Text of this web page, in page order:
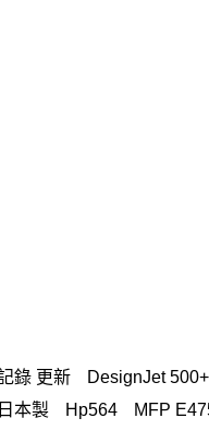
錄 更新 DesignJet 500+
本製
Hp564 MFP